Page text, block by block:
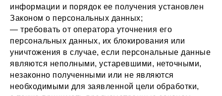
информации и порядок ее получения установлен
Законом о персональных данных;
— требовать от оператора уточнения его
персональных данных, их блокирования или
уничтожения в случае, если персональные данные
являются неполными, устаревшими, неточными,
незаконно полученными или не являются
необходимыми для заявленной цели обработки,